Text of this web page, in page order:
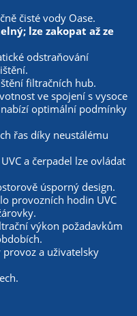
čisté vody Oase.
lze zakopat až ze
odstraňování
filtračních hub.
ve spojení s vysoce
optimální podmínky
řas díky neustálému
UVC a čerpadel lze ovládat
úsporný design.
provozních hodin UVC
výkon požadavkům
provoz a uživatelsky